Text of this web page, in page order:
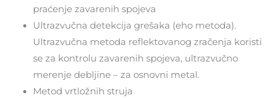
praćenje zavarenih spojeva
Ultrazvučna detekcija grešaka (eho metoda).
Ultrazvučna metoda reflektovanog zračenja koristi
se za kontrolu zavarenih spojeva, ultrazvučno
merenje debljine – za osnovni metal.
Metod vrtložnih struja